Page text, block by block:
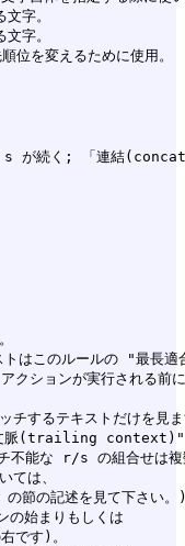
字。
字。
を変えるために使用。
が続く; 「連結
このルールの "最長適
ションが実行される前に
するテキストだけを見ま
(trailing context)"
能な r/s の組合せは複
は、
節の記述を見て下さい。
始まりもしくは
です)。